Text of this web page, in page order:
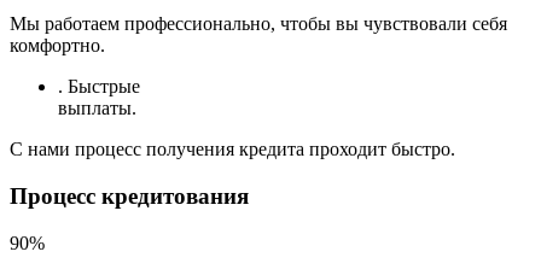
Мы работаем профессионально, чтобы вы чувствовали себя
комфортно.
. Быстрые
выплаты.
С нами процесс получения кредита проходит быстро.
Процесс кредитования
90%